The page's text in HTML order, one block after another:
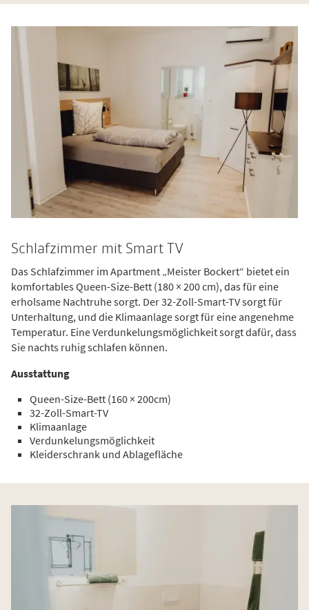
Schlafzimmer mit Smart TV
Das Schlafzimmer im Apartment „Meister Bockert“ bietet ein
komfortables Queen-Size-Bett (180 × 200 cm), das für eine
erholsame Nachtruhe sorgt. Der 32-Zoll-Smart-TV sorgt für
Unterhaltung, und die Klimaanlage sorgt für eine angenehme
Temperatur. Eine Verdunkelungsmöglichkeit sorgt dafür, dass
Sie nachts ruhig schlafen können.
Ausstattung
Queen-Size-Bett (160 × 200cm)
32-Zoll-Smart-TV
Klimaanlage
Verdunkelungsmöglichkeit
Kleiderschrank und Ablagefläche